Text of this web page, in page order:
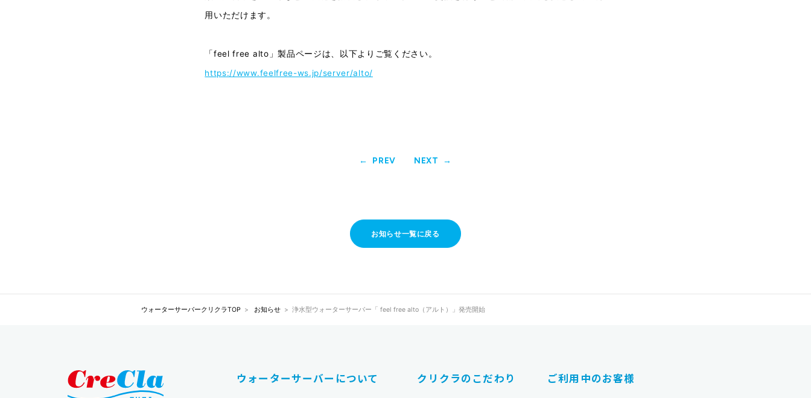
用いただけます。
「feel free alto」製品ページは、以下よりご覧ください。
https://www.feelfree-ws.jp/server/alto/
PREV NEXT
お知らせ一覧に戻る
ウォーターサーバークリクラTOP お知らせ 浄水型ウォーターサーバー「 feel free alto（アルト）」発売開始
ウォーターサーバーについて クリクラのこだわり ご利用中のお客様